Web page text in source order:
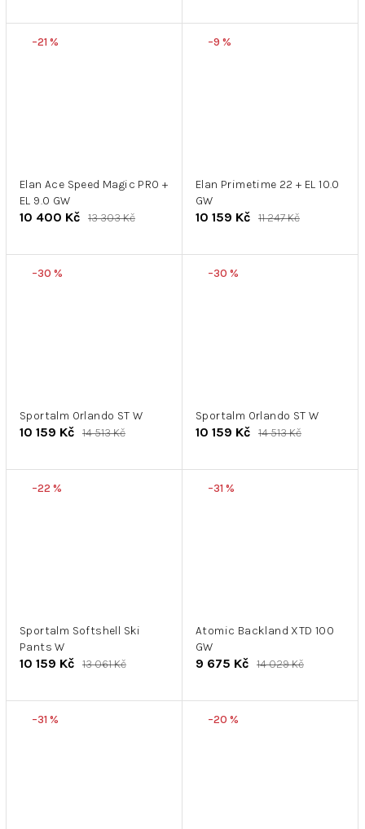
–21 %
Elan Ace Speed ​​Magic PRO +
EL 9.0 GW
10 400 Kč 13 303 Kč
–9 %
Elan Primetime 22 + EL 10.0
GW
10 159 Kč 11 247 Kč
–30 %
Sportalm Orlando ST W
10 159 Kč 14 513 Kč
–30 %
Sportalm Orlando ST W
10 159 Kč 14 513 Kč
–22 %
Sportalm Softshell Ski
Pants W
10 159 Kč 13 061 Kč
–31 %
Atomic Backland XTD 100
GW
9 675 Kč 14 029 Kč
–31 % –20 %